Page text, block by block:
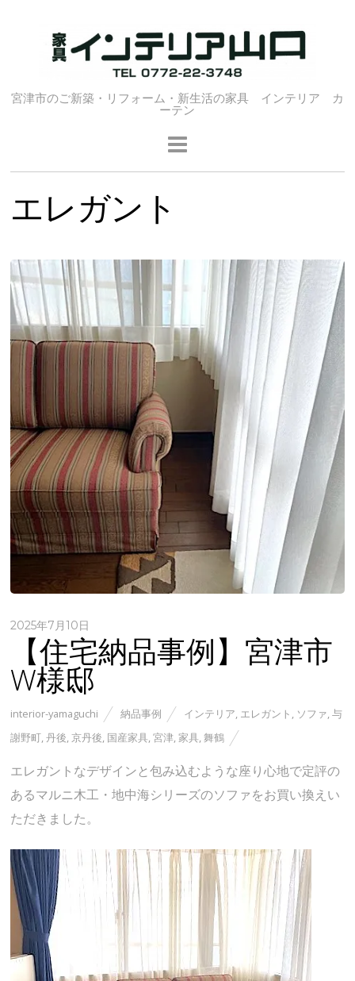
宮津市のご新築・リフォーム・新生活の家具 インテリア カ
ーテン
エレガント
2025年7月10日
【住宅納品事例】宮津市
W様邸
interior-yamaguchi 納品事例 インテリア, エレガント , ソファ,与
謝野町,丹後,京丹後, 国産家具,宮津,家具,舞鶴
エレガントなデザインと包み込むような座り心地で定評の
あるマルニ木工・地中海シリーズのソファをお買い換えい
ただきました。